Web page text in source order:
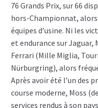
76 Grands Prix, sur 66
hors-Championnat,
équipes d’usine. Ni les
et endurance sur
Ferrari (Mille Miglia,
Nürburgring), alors
Après avoir été l’un des
course moderne, Moss
services rendus à son